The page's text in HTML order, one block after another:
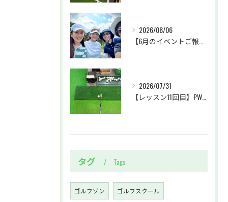
2026/08/06
【6月のイベントご報告 by リサオコーチ】
2026/07/31
【レッスン11回目】PW・SWクラブの使い分け＆パターに初挑戦
タグ Tags
ゴルフゾン ゴルフスクール